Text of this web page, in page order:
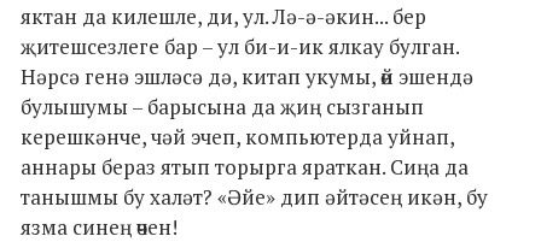
яктан да килешле, ди, ул. Лә-ә-әкин... бер
җитешсезлеге бар – ул би-и-ик ялкау булган.
Нәрсә генә эшләсә дә, китап укумы, өй эшендә
булышумы – барысына да җиң сызганып
керешкәнче, чәй эчеп, компьютерда уйнап,
аннары бераз ятып торырга яраткан. Сиңа да
танышмы бу халәт? «Әйе» дип әйтәсең икән, бу
язма синең өчен!